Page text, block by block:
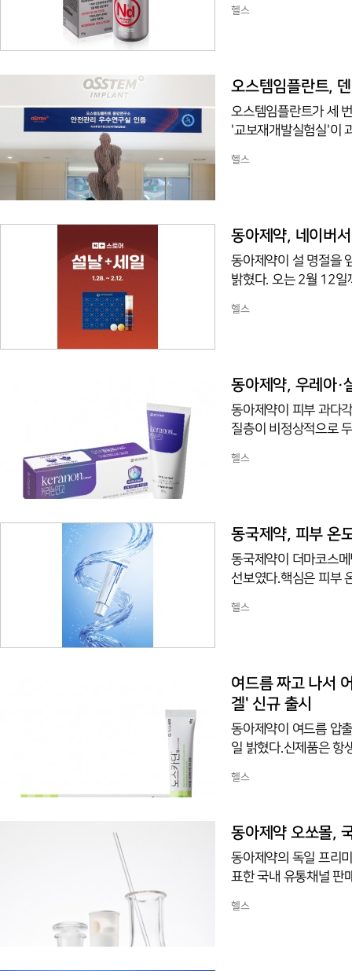
쉐어버터, 스쿠알란,
"동아제약 피부연구소
헬스
오스템임플란트,
오스템임플란트가 세
'교보재개발실험실'이
경 시스템, 활동 수준,
까운 실습 모형과 환
헬스
동아제약, 네이버
동아제약이 설 명절을
밝혔다. 오는 2월 12일
농축 액상과 14종 미
선보인다.올리비바와
헬스
동아제약, 우레아·
동아제약이 피부 과다
질층이 비정상적으로
수분 농도를 높여 두꺼
국에서 구매할 수 있
헬스
동국제약, 피부 온
동국제약이 더마코스
선보였다.핵심은 피부
트러블로 이어질 수 있
에 잡아준다. 카페인·
헬스
여드름 짜고 나서
겔' 신규 출시
동아제약이 여드름 압
일 밝혔다.신제품은 항
알로에베라겔을 더해
좁쌀여드름용 '애크린
용 '노스카나겔'까지
헬스
동아제약 오쏘몰,
동아제약의 독일 프리
표한 국내 유통채널 판
에서 '진짜 국내 1위 멀
헬스